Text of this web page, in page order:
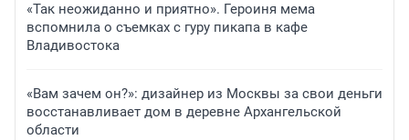
«Так неожиданно и приятно». Героиня мема
вспомнила о съемках с гуру пикапа в кафе
Владивостока
«Вам зачем он?»: дизайнер из Москвы за свои деньги
восстанавливает дом в деревне Архангельской
области